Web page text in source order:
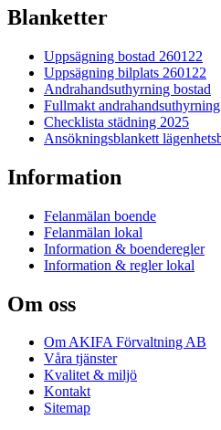
Blanketter
Uppsägning bostad 260122
Uppsägning bilplats 260122
Andrahandsuthyrning bostad
Fullmakt
Checklista städning 2025
Ansökningsblankett
Information
Felanmälan boende
Felanmälan lokal
Information & boenderegler
Information & regler lokal
Om oss
Om AKIFA Förvaltning AB
Våra tjänster
Kvalitet & miljö
Kontakt
Sitemap